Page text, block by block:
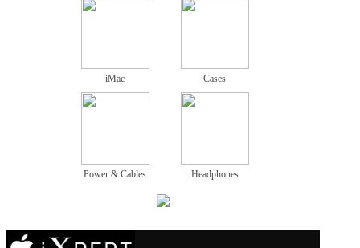
iMac Cases
Power & Cables Headphones